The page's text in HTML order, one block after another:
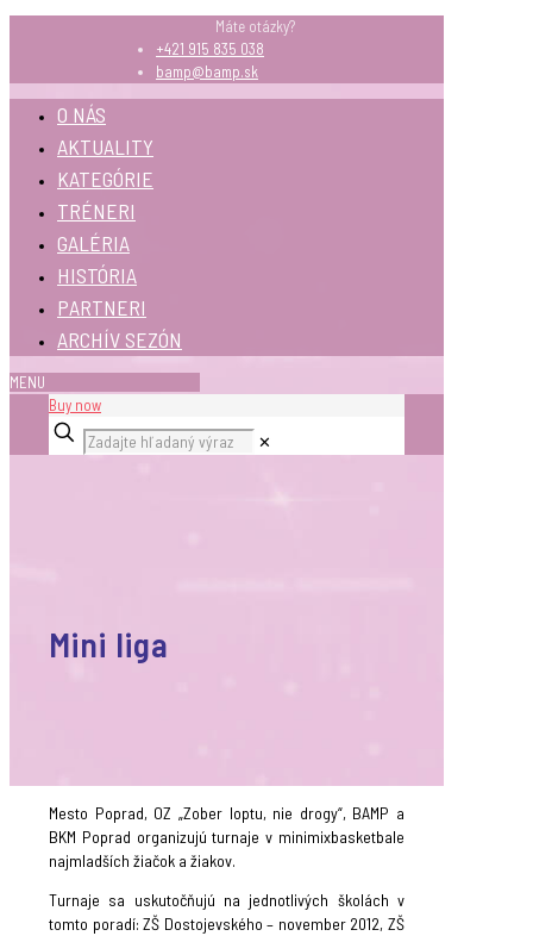
Máte otázky?
+421 915 835 038
bamp@bamp.sk
O NÁS
AKTUALITY
KATEGÓRIE
TRÉNERI
GALÉRIA
HISTÓRIA
PARTNERI
ARCHÍV SEZÓN
MENU
Buy now
✕
Mini liga
Mesto Poprad, OZ „Zober loptu, nie drogy“, BAMP a
BKM Poprad organizujú turnaje v minimixbasketbale
najmladších žiačok a žiakov.
Turnaje sa uskutočňujú na jednotlivých školách v
tomto poradí: ZŠ Dostojevského – november 2012, ZŠ